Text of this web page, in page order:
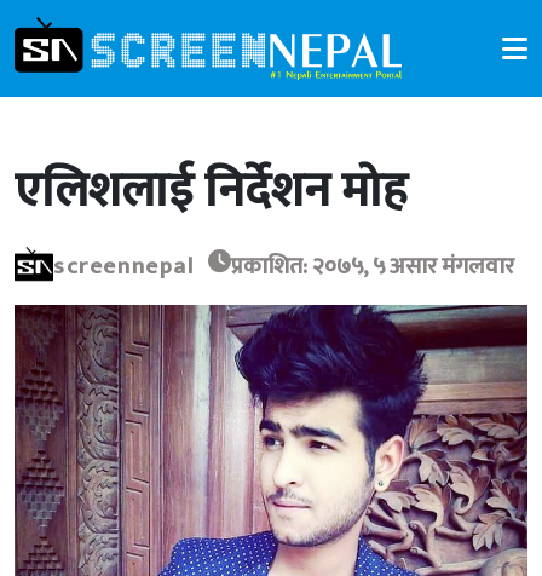
एलिशलाई निर्देशन मोह
screennepal प्रकाशित: २०७५, ५ असार मंगलवार